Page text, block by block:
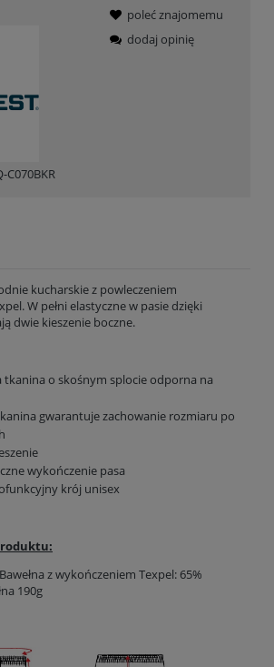
C070BKR
poleć znajomemu
dodaj opinię
kucharskie z powleczeniem
W pełni elastyczne w pasie dzięki
dwie kieszenie boczne.
tkanina o skośnym splocie odporna na
gwarantuje zachowanie rozmiaru po
wykończenie pasa
krój unisex
z wykończeniem Texpel: 65%
190g